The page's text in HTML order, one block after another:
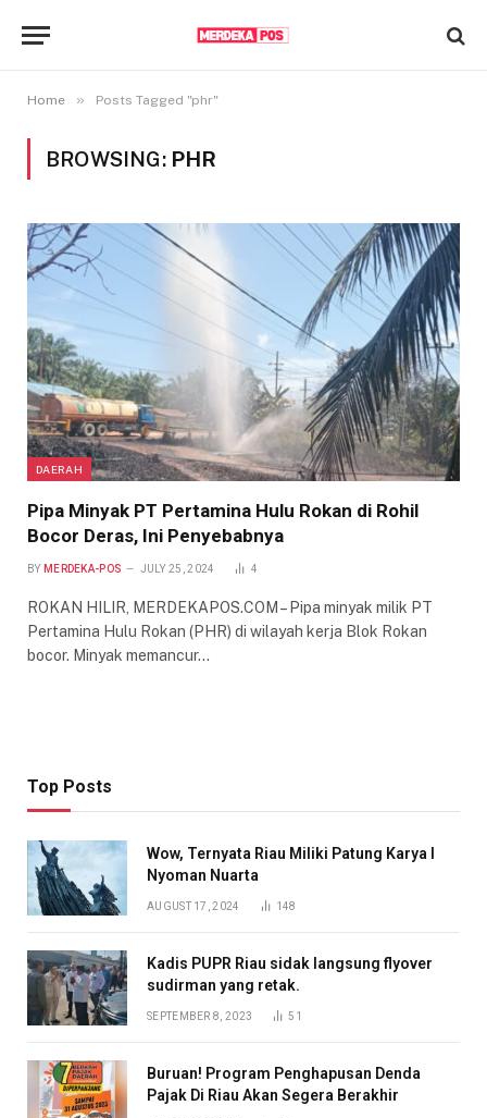
Home » Posts Tagged "phr"
BROWSING: PHR
DAERAH
Pipa Minyak PT Pertamina Hulu Rokan di Rohil
Bocor Deras, Ini Penyebabnya
BY MERDEKA-POS JULY 25, 2024 4
ROKAN HILIR, MERDEKAPOS.COM – Pipa minyak milik PT
Pertamina Hulu Rokan (PHR) di wilayah kerja Blok Rokan
bocor. Minyak memancur…
Top Posts
Wow, Ternyata Riau Miliki Patung Karya I
Nyoman Nuarta
AUGUST 17, 2024 148
Kadis PUPR Riau sidak langsung flyover
sudirman yang retak.
SEPTEMBER 8, 2023 51
Buruan! Program Penghapusan Denda
Pajak Di Riau Akan Segera Berakhir